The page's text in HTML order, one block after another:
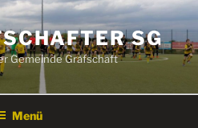
SG
Gemeinde Grafschaft
Menü